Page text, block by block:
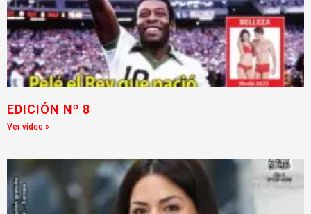
EDICIÓN Nº 8
Ver video »